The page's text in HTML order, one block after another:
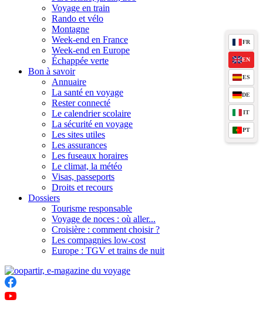
Voyage en train
Rando et vélo
Montagne
Week-end en France
Week-end en Europe
Échappée verte
Bon à savoir
Annuaire
La santé en voyage
Rester connecté
Le calendrier scolaire
La sécurité en voyage
Les sites utiles
Les assurances
Les fuseaux horaires
Le climat, la météo
Visas, passeports
Droits et recours
Dossiers
Tourisme responsable
Voyage de noces : où aller...
Croisière : comment choisir ?
Les compagnies low-cost
Europe : TGV et trains de nuit
FR
EN
ES
DE
IT
PT